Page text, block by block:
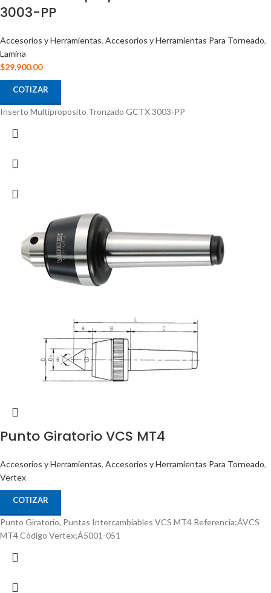
3003-PP
Accesorios y Herramientas, Accesorios y Herramientas Para Torneado,
Lamina
$29,900.00
COTIZAR
Inserto Multiproposito Tronzado GCTX 3003-PP
Punto Giratorio VCS MT4
Accesorios y Herramientas, Accesorios y Herramientas Para Torneado,
Vertex
COTIZAR
Punto Giratorio, Puntas Intercambiables VCS MT4 Referencia:ÁVCS
MT4 Código Vertex;Á5001-051